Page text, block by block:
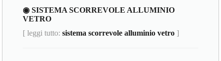
◉ SISTEMA SCORREVOLE ALLUMINIO
VETRO
[ leggi tutto:sistema scorrevole alluminio vetro ]